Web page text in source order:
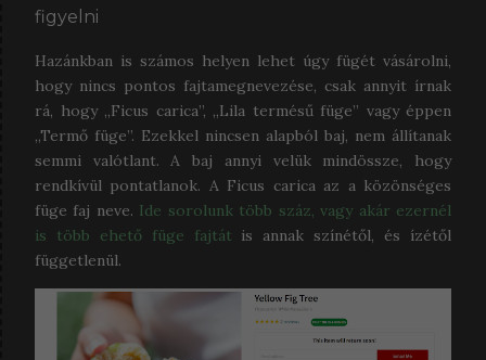
figyelni
Hazánkban is számos helyen lehet úgy fügét vásárolni,
hogy nincs pontos fajtamegnevezése, csak annyit írnak
rá, hogy „Ficus carica”, „Lila termésű füge” vagy éppen
„Termő füge”. Ezekkel nincsen alapból baj, nem állítanak
semmi valótlant. A baj annyi velük mindössze, hogy
rendkívül pontatlanok. A Ficus carica az a közönséges
füge faj neve. Ide sorolunk több száz, vagy akár ezernél
is több ehető füge fajtát is annak színétől, és ízétől
függetlenül.